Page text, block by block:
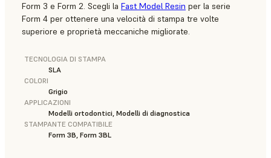
Form 3 e Form 2. Scegli la Fast Model Resin per la serie
Form 4 per ottenere una velocità di stampa tre volte
superiore e proprietà meccaniche migliorate.
TECNOLOGIA DI STAMPA
SLA
COLORI
Grigio
APPLICAZIONI
Modelli ortodontici, Modelli di diagnostica
STAMPANTE COMPATIBILE
Form 3B, Form 3BL